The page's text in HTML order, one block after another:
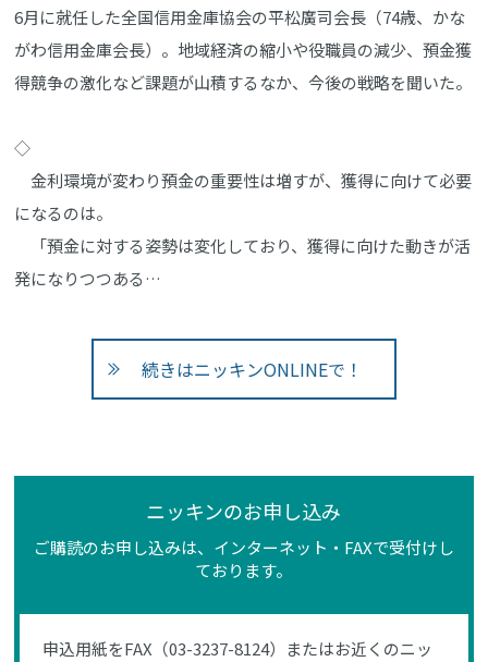
6月に就任した全国信用金庫協会の平松廣司会長（74歳、かな
がわ信用金庫会長）。地域経済の縮小や役職員の減少、預金獲
得競争の激化など課題が山積するなか、今後の戦略を聞いた。
◇
金利環境が変わり預金の重要性は増すが、獲得に向けて必要
になるのは。
「預金に対する姿勢は変化しており、獲得に向けた動きが活
発になりつつある…
続きはニッキンONLINEで！
ニッキンのお申し込み
ご購読のお申し込みは、インターネット・FAXで受付けし
ております。
申込用紙をFAX（03-3237-8124）またはお近くのニッ